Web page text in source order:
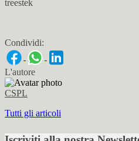
treestek
Condividi:
L'autore
CSPL
Tutti gli articoli